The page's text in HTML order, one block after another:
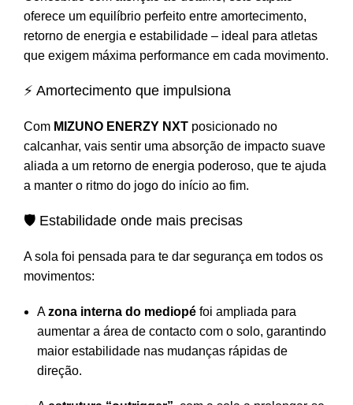
oferece um equilíbrio perfeito entre amortecimento,
retorno de energia e estabilidade – ideal para atletas
que exigem máxima performance em cada movimento.
⚡️ Amortecimento que impulsiona
Com MIZUNO ENERZY NXT posicionado no
calcanhar, vais sentir uma absorção de impacto suave
aliada a um retorno de energia poderoso, que te ajuda
a manter o ritmo do jogo do início ao fim.
🛡️ Estabilidade onde mais precisas
A sola foi pensada para te dar segurança em todos os
movimentos:
Azona interna do mediopé foi ampliada para
aumentar a área de contacto com o solo, garantindo
maior estabilidade nas mudanças rápidas de
direção.